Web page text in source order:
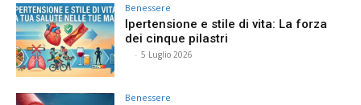
Benessere
Ipertensione e stile di vita: La forza
dei cinque pilastri
- 5 Luglio 2026
Benessere